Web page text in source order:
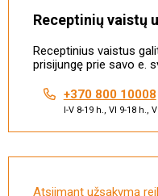
Receptinių vaistų
Receptinius vaistus
prisijungę prie savo e.
+370 800 10008
I-V 8-19 h., VI 9-18 h.,
Atsiimant užsakymą